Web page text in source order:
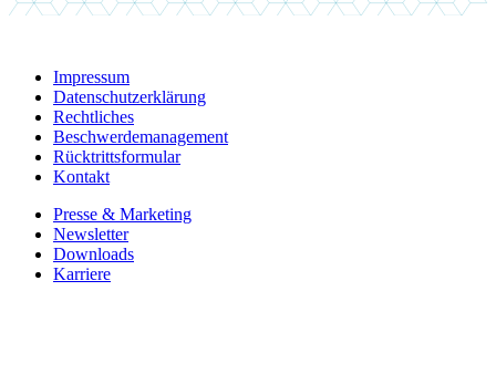
Impressum
Datenschutzerklärung
Rechtliches
Beschwerdemanagement
Rücktrittsformular
Kontakt
Presse & Marketing
Newsletter
Downloads
Karriere